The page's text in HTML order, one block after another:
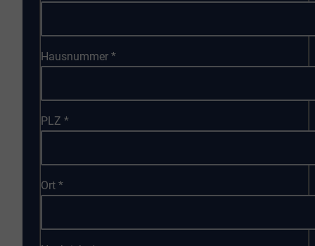
Hausnummer*
PLZ*
Ort*